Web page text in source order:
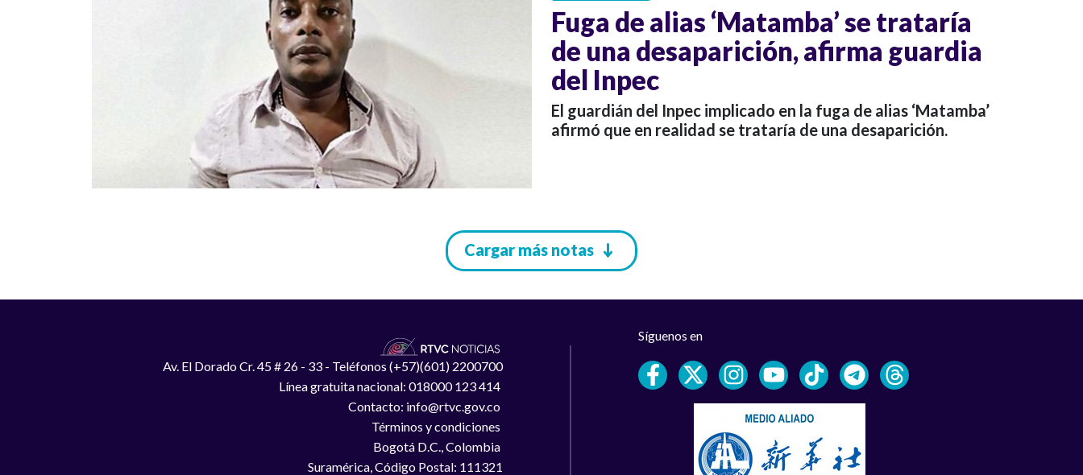
Fuga de alias ‘Matamba’ se trataría
de una desaparición, afirma guardia
del Inpec
El guardián del Inpec implicado en la fuga de alias ‘Matamba’
afirmó que en realidad se trataría de una desaparición.
Cargar más notas
Av. El Dorado Cr. 45 # 26 - 33 - Teléfonos (+57)(601) 2200700
Línea gratuita nacional: 018000 123 414
Contacto: info@rtvc.gov.co
Términos y condiciones
Bogotá D.C., Colombia
Suramérica, Código Postal: 111321
Síguenos en